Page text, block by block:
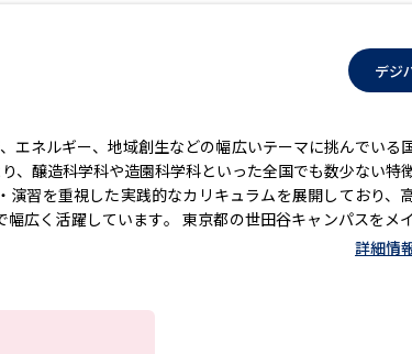
大学で学べる内容や特徴を調
国際・
進路の３択
デジ
エネルギー、地域創生などの幅広いテーマに挑んでいる
、醸造科学科や造園科学科といった全国でも数少ない特
習を重視した実践的なカリキュラムを展開しており、
広く活躍しています。 東京都の世田谷キャンパスをメ
ーツクキャンパスを設置しています。 東京農業大学公
詳細情